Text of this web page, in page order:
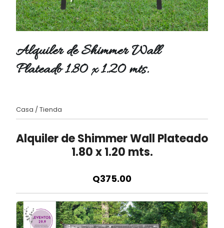
Alquiler de Shimmer Wall
Plateado 1.80 x 1.20 mts.
Casa /Tienda
Alquiler de Shimmer Wall Plateado
1.80 x 1.20 mts.
Q375.00